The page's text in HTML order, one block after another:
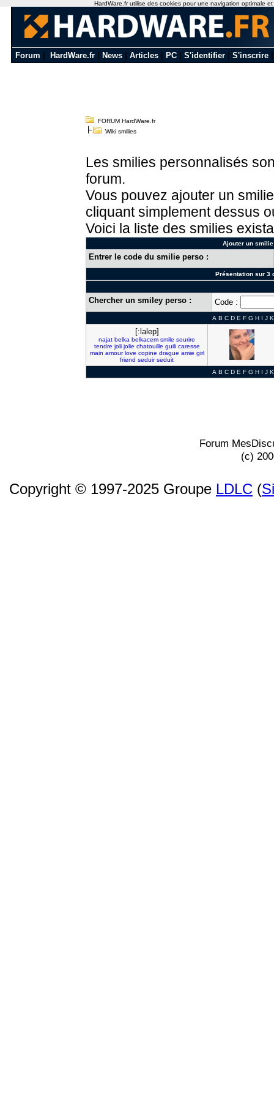
Forum HardWare.fr News Articles PC S'identifier S'inscrire
FORUM HardWare.fr
Wiki smilies
Les smilies personnalisés
forum.
Vous pouvez ajouter un
cliquant simplement dessus
Voici la liste des smilies
Ajouter un
Entrer le code du smilie perso :
Présentation sur 3
Chercher un smiley perso : Code :
A B C D E F G H I J K
[:lalep]
najat belka belkacem smile sourire
tendre joli jolie chatouille guili caresse
main amour love copine drague amie girl
friend seduir seduit
A B C D E F G H I J K
Forum
(c)
Copyright © 1997-2025 Groupe LDLC (
HardWare.fr utilise des cookies pour une navigation optimale